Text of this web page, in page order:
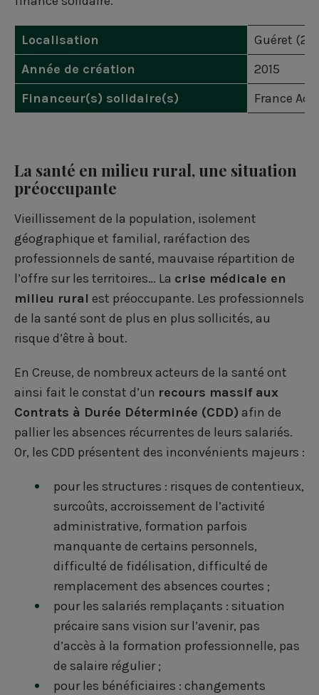
s
u
r
F
a
e
b
o
o
k
u
r
L
i
k
e
d
i
n
u
r
T
w
t
t
e
r
Localisation
Guéret (23)
Année de création
2015
Financeur(s) solidaire(s)
France
La santé en milieu rural, une situation
préoccupante
Vieillissement de la population, isolement
géographique et familial, raréfaction des
professionnels de santé, mauvaise répartition de
l’offre sur les territoires… La crise médicale en
milieu rural est préoccupante. Les professionnels
de la santé sont de plus en plus sollicités, au
risque d’être à bout.
En Creuse, de nombreux acteurs de la santé ont
ainsi fait le constat d’un recours massif aux
Contrats à Durée Déterminée (CDD) afin de
pallier les absences récurrentes de leurs salariés.
Or, les CDD présentent des inconvénients majeurs :
pour les structures : risques de contentieux,
surcoûts, accroissement de l’activité
administrative, formation parfois
manquante de certains personnels,
difficulté de fidélisation, difficulté de
remplacement des absences courtes ;
pour les salariés remplaçants : situation
précaire sans vision sur l’avenir, pas
d’accès à la formation professionnelle, pas
de salaire régulier ;
pour les bénéficiaires : changements